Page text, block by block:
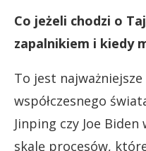
Co jeżeli chodzi o
zapalnikiem i kiedy
To jest
współczesnego
Jinping czy Joe
skalę procesów,